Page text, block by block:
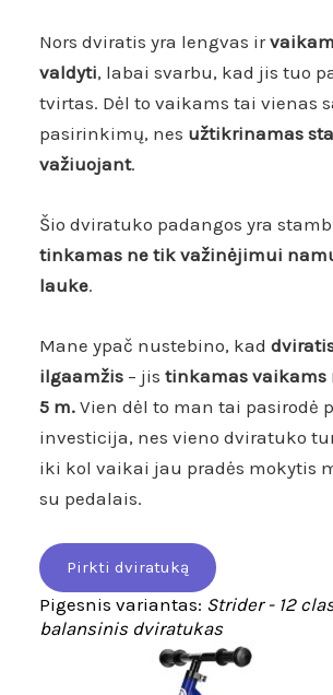
Nors dviratis yra lengvas ir
valdyti, labai svarbu, kad jis tuo
tvirtas. Dėl to vaikams tai vienas
pasirinkimų, nes užtikrinamas
važiuojant.
Šio dviratuko padangos yra
tinkamas ne tik važinėjimui
lauke.
Mane ypač nustebino, kad
ilgaamžis – jistinkamas vaikams
5 m. Vien dėl to man tai pasirodė
investicija, nes vieno dviratuko
iki kol vaikai jau pradės mokytis
su pedalais.
Pirkti dviratuką
Pigesnis variantas: Strider - 12
balansinis dviratukas